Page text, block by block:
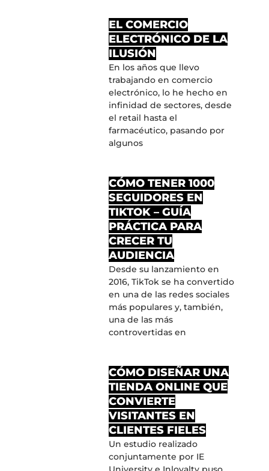
EL COMERCIO
ELECTRÓNICO DE LA
ILUSIÓN
En los años que llevo
trabajando en comercio
electrónico, lo he hecho en
infinidad de sectores, desde
el retail hasta el
farmacéutico, pasando por
algunos
CÓMO TENER 1000
SEGUIDORES EN
TIKTOK – GUÍA
PRÁCTICA PARA
CRECER TU
AUDIENCIA
Desde su lanzamiento en
2016, TikTok se ha convertido
en una de las redes sociales
más populares y, también,
una de las más
controvertidas en
CÓMO DISEÑAR UNA
TIENDA ONLINE QUE
CONVIERTE
VISITANTES EN
CLIENTES FIELES
Un estudio realizado
conjuntamente por IE